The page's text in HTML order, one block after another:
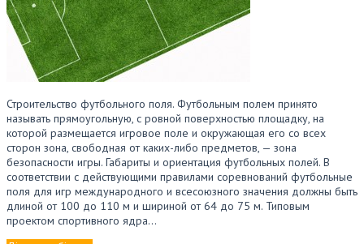
Строительство футбольного поля. Футбольным полем принято
называть прямоугольную, с ровной поверхностью площадку, на
которой размещается игровое поле и окружающая его со всех
сторон зона, свободная от каких-либо предметов, — зона
безопасности игры. Габариты и ориентация футбольных полей. В
соответствии с действующими правилами соревнований футбольные
поля для игр международного и всесоюзного значения должны быть
длиной от 100 до 110 м и шириной от 64 до 75 м. Типовым
проектом спортивного ядра…